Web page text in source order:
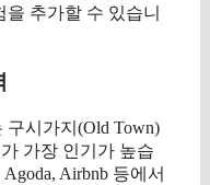
추가할 수 있습니
구시가지(Old Town)
가장 인기가 높습
Airbnb 등에서